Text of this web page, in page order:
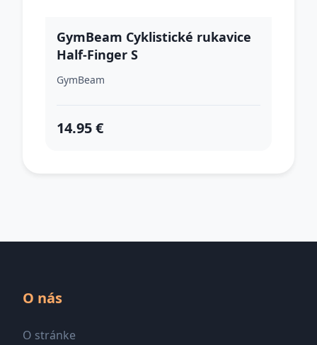
GymBeam Cyklistické rukavice
Half-Finger S
GymBeam
14.95 €
O nás
O stránke